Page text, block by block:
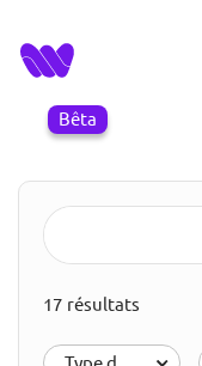
Bêta
17 résultats